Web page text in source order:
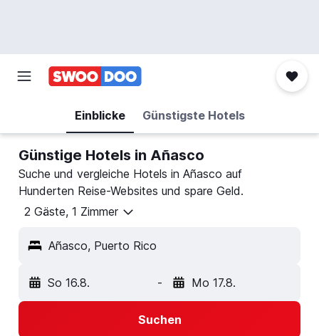
Einblicke Günstigste Hotels
Günstige Hotels in Añasco
Suche und vergleiche Hotels in Añasco auf
Hunderten Reise-Websites und spare Geld.
2 Gäste, 1 Zimmer
Añasco, Puerto Rico
So 16.8. - Mo 17.8.
Suchen